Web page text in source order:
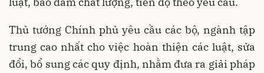
Thủ tướng Chính phủ yêu cầu các bộ, ngành tập
trung cao nhất cho việc hoàn thiện các luật, sửa
đổi, bổ sung các quy định, nhằm đưa ra giải pháp